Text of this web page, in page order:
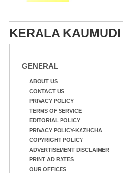
KERALA KAUMUDI
GENERAL
ABOUT US
CONTACT US
PRIVACY POLICY
TERMS OF SERVICE
EDITORIAL POLICY
PRIVACY POLICY-KAZHCHA
COPYRIGHT POLICY
ADVERTISEMENT DISCLAIMER
PRINT AD RATES
OUR OFFICES